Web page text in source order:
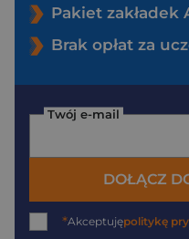
Pakiet zakładek
Brak opłat za
Twój e-mail
DOŁĄCZ
*Akceptujępolitykę